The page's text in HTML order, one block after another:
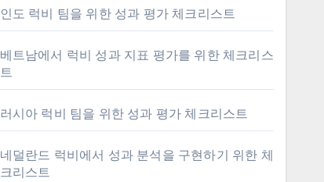
인도 럭비 팀을 위한 성과 평가 체크리스트
베트남에서 럭비 성과 지표 평가를 위한 체크리스
트
러시아 럭비 팀을 위한 성과 평가 체크리스트
네덜란드 럭비에서 성과 분석을 구현하기 위한 체
크리스트